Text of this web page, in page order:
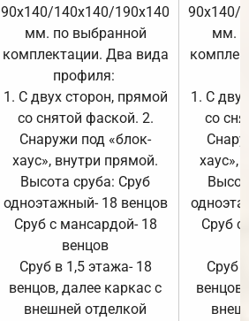
90х140/140х140/190х140
мм. по выбранной
комплектации. Два вида
профиля:
1. С двух сторон, прямой
со снятой фаской. 2.
Снаружи под «блок-
хаус», внутри прямой.
Высота сруба: Сруб
одноэтажный- 18 венцов
Сруб с мансардой- 18
венцов
Сруб в 1,5 этажа- 18
венцов, далее каркас с
внешней отделкой
90х140/
мм.
1. С
со
хаус»,
Сруб с
Сруб